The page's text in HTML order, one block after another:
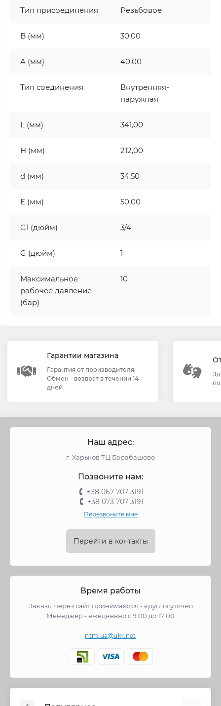
Тип присоединения Резьбовое
B (мм) 30,00
A (мм) 40,00
Тип соединения
Внутренняя-
наружная
L (мм) 341,00
H (мм) 212,00
d (мм) 34,50
E (мм) 50,00
G1 (дюйм) 3/4
G (дюйм) 1
Максимальное
рабочее давление
(бар)
10
Гарантии магазина
Гарантия от производителя.
Обмен - возврат в течении 14
дней
Наш адрес:
г. Харьков ТЦ Барабашово
Позвоните нам:
+38 067 707 3191
+38 073 707 3191
Перезвоните мне
Перейти в контакты
Время работы
Заказы через сайт принимаются - круглосуточно
Менеджер - ежедневно с 9:00 до 17:00
ntm.ua@ukr.net